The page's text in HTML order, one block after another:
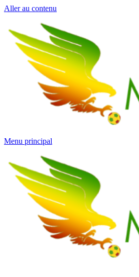
Aller au contenu
Menu principal